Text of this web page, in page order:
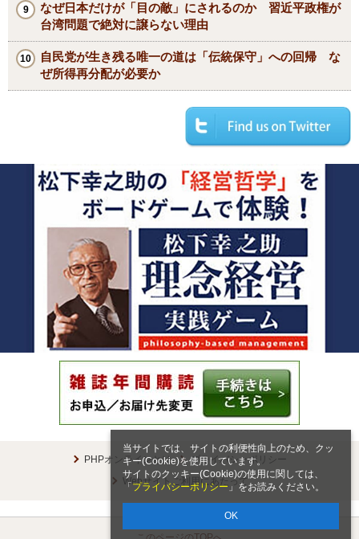
当サイトでは、サイトの利便性向上のため、クッ
キー(Cookie)を使用しています。
サイトのクッキー(Cookie)の使用に関しては、
「 プライバシーポリシー 」をお読みください。
OK
なぜ日本だけが「目の敵」にされるのか 習近平政権が
台湾問題で絶対に譲らない理由
自民党が生き残る唯一の道は「伝統保守」への回帰 な
ぜ所得再分配が必要か
PHPオンラインとは
プライバシーポリシー
Webサイトご利用にあたって